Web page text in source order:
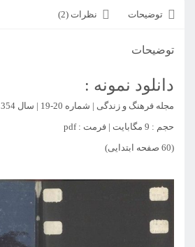
توضیحات نظرات (2)
توضیحات
دانلود نمونه :
مجله فرهنگ و زندگی | شماره 20-19 | سال 1354
حجم : 9 مگابایت | فرمت : pdf
(60 صفحه ابتدایی)